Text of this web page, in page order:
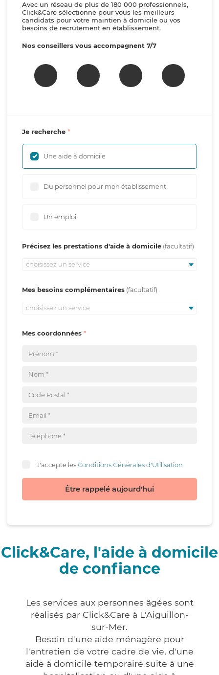
Avec un réseau de plus de 180 000 professionnels,
Click&Care sélectionne pour vous les meilleurs
candidats pour votre maintien à domicile ou vos
besoins de recrutement en établissement.
Nos conseillers vous accompagnent 7/7
Je recherche
Une aide à domicile
Du personnel pour mon établissement
Un emploi
Précisez les prestations d'aide à domicile
choisissez un service
Mes besoins complémentaires
choisissez un service
Mes coordonnées
J'accepte lesConditions Générales d'Utilisation
Être rappelé aujourd'hui
Click&Care, l'aide à domicile
de confiance
Les services aux personnes âgées sont
réalisés par Click&Care à L'Aiguillon-
sur-Mer.
Besoin d'une aide ménagère pour
l'entretien de votre cadre de vie, d'une
aide à domicile temporaire suite à une